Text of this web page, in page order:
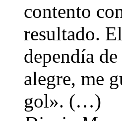
contento
resultado.
dependía
alegre, me
gol». (…)